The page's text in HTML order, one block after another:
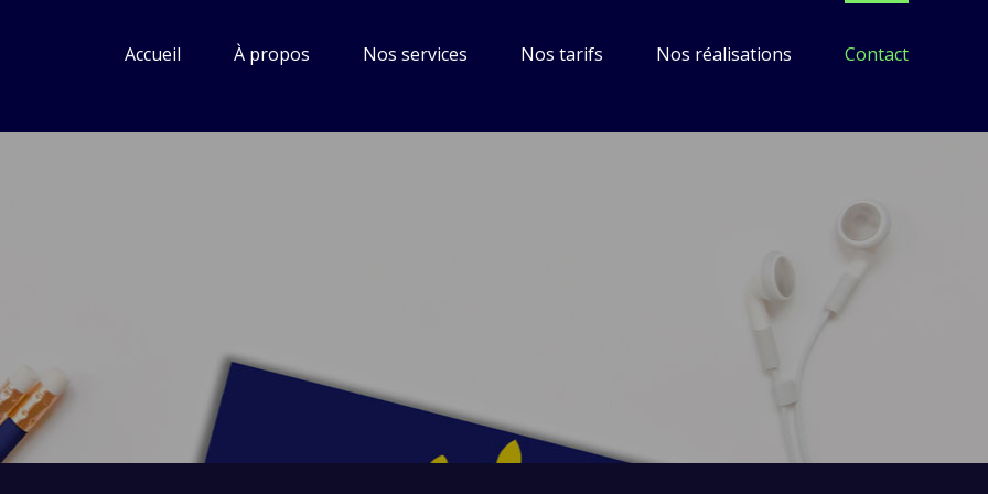
Accueil
À propos Nos services Nos tarifs Nos réalisations Contact